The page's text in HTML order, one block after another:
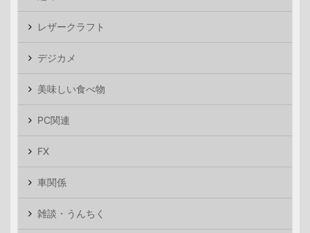
レザークラフト
デジカメ
美味しい食べ物
PC関連
FX
車関係
雑談・うんちく